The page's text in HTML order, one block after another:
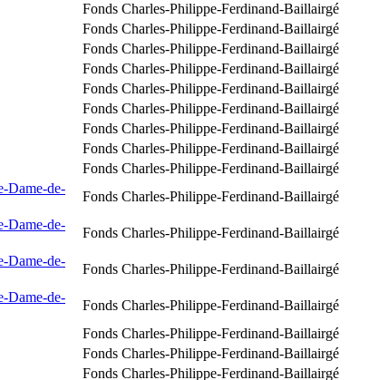
Fonds Charles-Philippe-Ferdinand-Baillairgé
Fonds Charles-Philippe-Ferdinand-Baillairgé
Fonds Charles-Philippe-Ferdinand-Baillairgé
Fonds Charles-Philippe-Ferdinand-Baillairgé
Fonds Charles-Philippe-Ferdinand-Baillairgé
Fonds Charles-Philippe-Ferdinand-Baillairgé
Fonds Charles-Philippe-Ferdinand-Baillairgé
Fonds Charles-Philippe-Ferdinand-Baillairgé
Fonds Charles-Philippe-Ferdinand-Baillairgé
Dame-de-
Fonds Charles-Philippe-Ferdinand-Baillairgé
Dame-de-
Fonds Charles-Philippe-Ferdinand-Baillairgé
Dame-de-
Fonds Charles-Philippe-Ferdinand-Baillairgé
Dame-de-
Fonds Charles-Philippe-Ferdinand-Baillairgé
Fonds Charles-Philippe-Ferdinand-Baillairgé
Fonds Charles-Philippe-Ferdinand-Baillairgé
Fonds Charles-Philippe-Ferdinand-Baillairgé